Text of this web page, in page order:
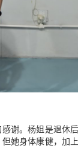
谢。杨姐是退休后
她身体康健，加